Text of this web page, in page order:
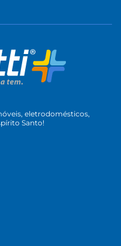
eletrodomésticos,
Santo!